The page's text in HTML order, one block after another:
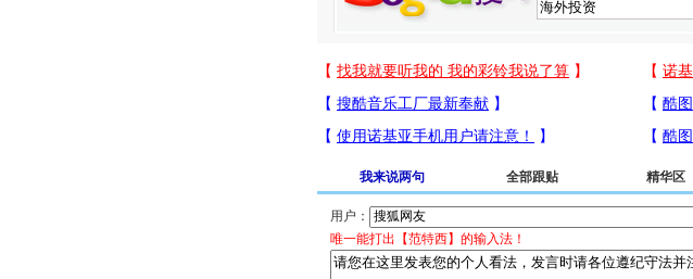
我来说两句 全部跟贴 精华区
用户：
唯一能打出【范特西】的输入法！